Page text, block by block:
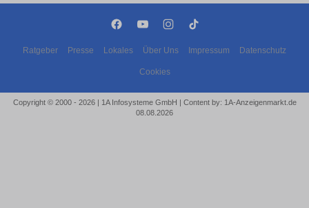
Ratgeber Presse Lokales Über Uns Impressum Datenschutz
Cookies
Copyright © 2000 - 2026 | 1A Infosysteme GmbH | Content by: 1A-Anzeigenmarkt.de
08.08.2026